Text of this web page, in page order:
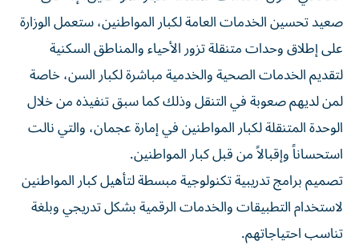
صعيد تحسين الخدمات العامة لكبار المواطنين، ستعمل الوزارة
على إطلاق وحدات متنقلة تزور الأحياء والمناطق السكنية
لتقديم الخدمات الصحية والخدمية مباشرة لكبار السن، خاصة
لمن لديهم صعوبة في التنقل وذلك كما سبق تنفيذه من خلال
الوحدة المتنقلة لكبار المواطنين في إمارة عجمان، والتي نالت
استحساناً وإقبالاً من قبل كبار المواطنين.
تصميم برامج تدريبية تكنولوجية مبسطة لتأهيل كبار المواطنين
لاستخدام التطبيقات والخدمات الرقمية بشكل تدريجي وبلغة
تناسب احتياجاتهم.